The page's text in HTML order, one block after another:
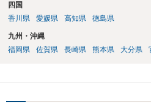
四国
香川県
愛媛県 高知県 徳島県
九州・沖縄
福岡県
佐賀県 長崎県 熊本県 大分県